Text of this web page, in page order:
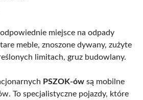
miejsce na odpady
meble, znoszone dywany, zużyte
limitach, gruz budowlany.
PSZOK-ów są mobilne
To specjalistyczne pojazdy, które